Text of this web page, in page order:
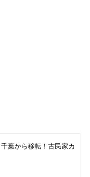
千葉から移転！古民家カ